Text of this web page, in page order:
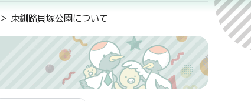
> 東釧路貝塚公園について